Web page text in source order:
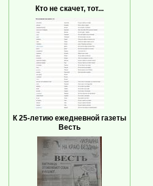
Кто не скачет, тот...
К 25-летию ежедневной газеты
Весть